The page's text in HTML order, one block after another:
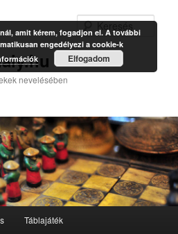
nevelésében
Táblajáték
amit kérem, fogadjon el. A további
engedélyezi a cookie-k
Elfogadom